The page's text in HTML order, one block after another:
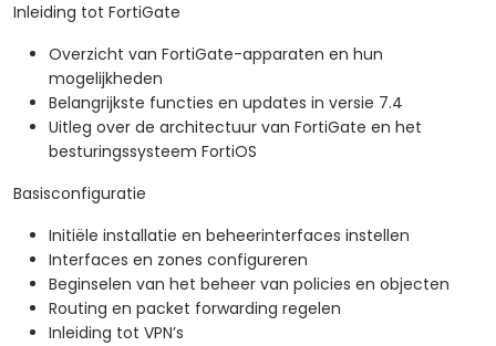
Inleiding tot FortiGate
Overzicht van FortiGate-apparaten en hun
mogelijkheden
Belangrijkste functies en updates in versie 7.4
Uitleg over de architectuur van FortiGate en het
besturingssysteem FortiOS
Basisconfiguratie
Initiële installatie en beheerinterfaces instellen
Interfaces en zones configureren
Beginselen van het beheer van policies en objecten
Routing en packet forwarding regelen
Inleiding tot VPN’s